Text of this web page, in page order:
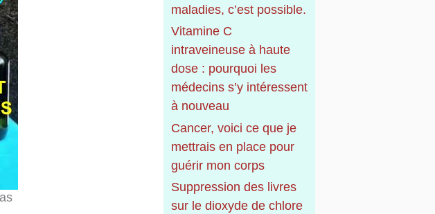
:maladies, c’est possible.
Vitamine C
intraveineuse à haute
dose : pourquoi les
médecins s’y intéressent
à nouveau
Cancer, voici ce que je
mettrais en place pour
guérir mon corps
Suppression des livres
sur le dioxyde de chlore